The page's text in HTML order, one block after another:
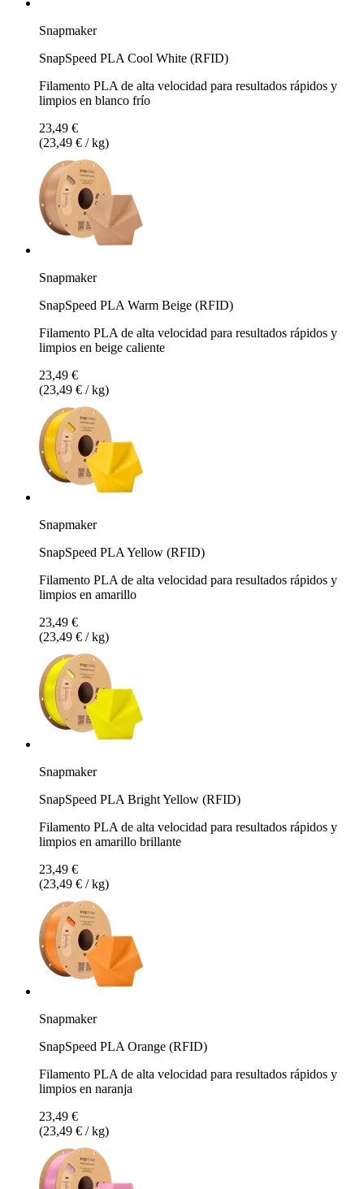
Snapmaker
SnapSpeed PLA Cool White (RFID)
Filamento PLA de alta velocidad para resultados rápidos y
limpios en blanco frío
23,49 €
(23,49 € / kg)
Snapmaker
SnapSpeed PLA Warm Beige (RFID)
Filamento PLA de alta velocidad para resultados rápidos y
limpios en beige caliente
23,49 €
(23,49 € / kg)
Snapmaker
SnapSpeed PLA Yellow (RFID)
Filamento PLA de alta velocidad para resultados rápidos y
limpios en amarillo
23,49 €
(23,49 € / kg)
Snapmaker
SnapSpeed PLA Bright Yellow (RFID)
Filamento PLA de alta velocidad para resultados rápidos y
limpios en amarillo brillante
23,49 €
(23,49 € / kg)
Snapmaker
SnapSpeed PLA Orange (RFID)
Filamento PLA de alta velocidad para resultados rápidos y
limpios en naranja
23,49 €
(23,49 € / kg)